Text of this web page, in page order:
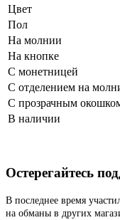
Цвет
Пол
На молнии
На кнопке
С монетницей
С отделением на
С прозрачным
В наличии
Остерегайтесь
В последнее время
на обманы в других